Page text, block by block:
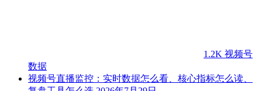
1.2K 视频号
数据
视频号直播监控：实时数据怎么看、核心指标怎么读、